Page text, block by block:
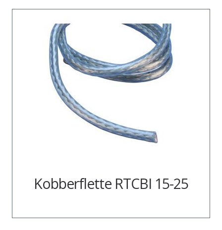
Kobberflette RTCBI 15-25